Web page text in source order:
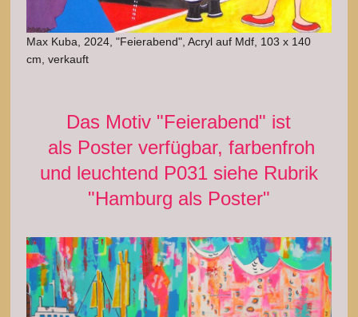
Max Kuba, 2024, "Feierabend", Acryl auf Mdf, 103 x 140
cm, verkauft
Das Motiv "Feierabend" ist
als Poster verfügbar, farbenfroh
und leuchtend P031 siehe Rubrik
"Hamburg als Poster"